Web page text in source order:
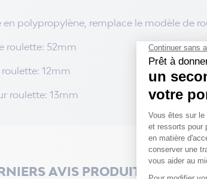
en polypropylène, remplace le modèle de
roulette: 52mm
12mm
roulette: 13mm
AVIS PRODUITS